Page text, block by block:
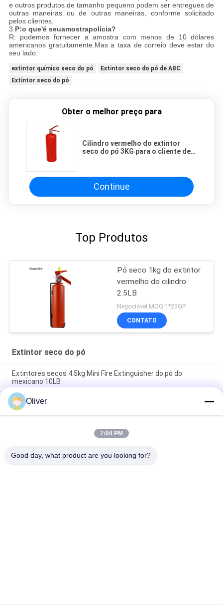
e outros produtos de tamanho pequeno podem ser entregues de
outras maneiras ou de outras maneiras, conforme solicitado
pelos clientes.
3. P:o que'é seuamostrapolícia?
R: podemos fornecer a amostra com menos de 10 dólares
americanos gratuitamente.Mas a taxa de correio deve estar do
seu lado.
extintor químico seco do pó
Extintor seco do pó de ABC
Extintor seco do pó
Obter o melhor preço para
Cilindro vermelho do extintor
seco do pó 3KG para o cliente de
Continue
Top Produtos
Pó seco 1kg do extintor
vermelho do cilindro
2.5LB
Negociável MOQ:1*20GP
CONTATO
Extintor seco do pó
Extintores secos 4.5kg Mini Fire Extinguisher do pó do
mexicano 10LB
Extintor de incêndio de pó seco tipo anel de pé de 1-12KG
Cilindro vermelho Certificado ISO9001 para segurança contra
incêndios multiuso
Omecfire 25kg rodou o logotipo personalizado extintor
Oliver
7:04 PM
Good day, what product are you looking for?